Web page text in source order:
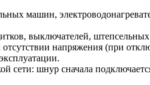
машин,
выключателей,
напряжения (при
шнур сначала